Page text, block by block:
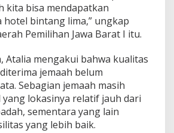
t
a
:
A
a
y
a
n
g
S
e
kita bisa mendapatkan
hotel bintang lima,” ungkap
Pemilihan Jawa Barat I itu.
Atalia mengakui bahwa kualitas
jemaah belum
Sebagian jemaah masih
lokasinya relatif jauh dari
sementara yang lain
yang lebih baik.